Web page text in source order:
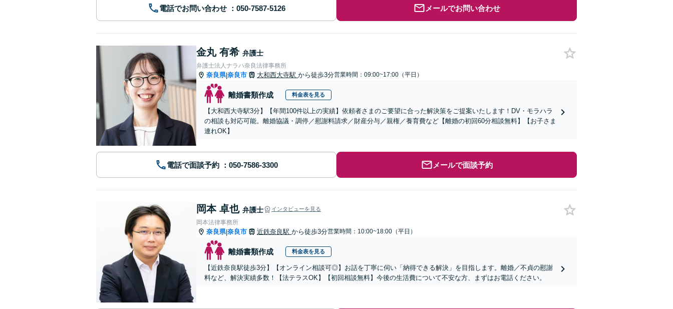
電話でお問い合わせ メールでお問い合わせ
金丸 有希 弁護士
弁護士法人ナラハ奈良法律事務所
奈良県|奈良市 大和西大寺駅 から徒歩3分営業時間：09:00~17:00（平日）
離婚書類作成 料金表を見る
【大和西大寺駅3分】【年間100件以上の実績】依頼者さまのご要望に合った解決策をご提案いたします！DV・モラハラ
の相談も対応可能。離婚協議・調停／慰謝料請求／財産分与／親権／養育費など【離婚の初回60分相談無料】【お子さま
連れOK】
電話で面談予約 メールで面談予約
岡本 卓也 弁護士 インタビューを見る
岡本法律事務所
奈良県|奈良市 近鉄奈良駅 から徒歩3分営業時間：10:00~18:00（平日）
離婚書類作成 料金表を見る
【近鉄奈良駅徒歩3分】【オンライン相談可◎】お話を丁寧に伺い「納得できる解決」を目指します。離婚／不貞の慰謝
料など、解決実績多数！【法テラスOK】【初回相談無料】今後の生活費について不安な方、まずはお電話ください。